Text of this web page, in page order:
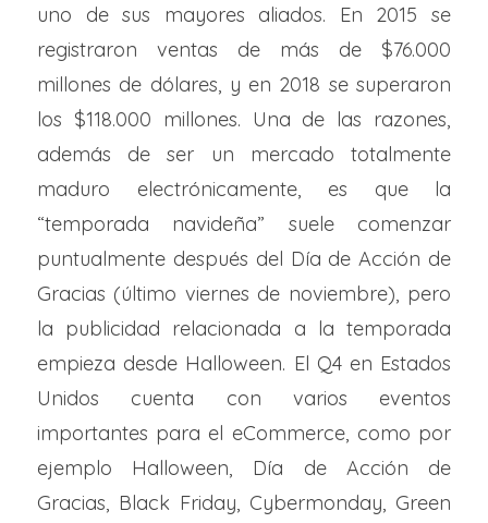
uno de sus mayores aliados. En 2015 se
registraron ventas de más de $76.000
millones de dólares, y en 2018 se superaron
los $118.000 millones. Una de las razones,
además de ser un mercado totalmente
maduro electrónicamente, es que la
“temporada navideña” suele comenzar
puntualmente después del Día de Acción de
Gracias (último viernes de noviembre), pero
la publicidad relacionada a la temporada
empieza desde Halloween. El Q4 en Estados
Unidos cuenta con varios eventos
importantes para el eCommerce, como por
ejemplo Halloween, Día de Acción de
Gracias, Black Friday, Cybermonday, Green